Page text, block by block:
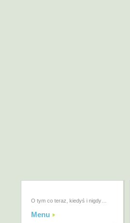
O tym co teraz, kiedyś i nigdy…
Menu